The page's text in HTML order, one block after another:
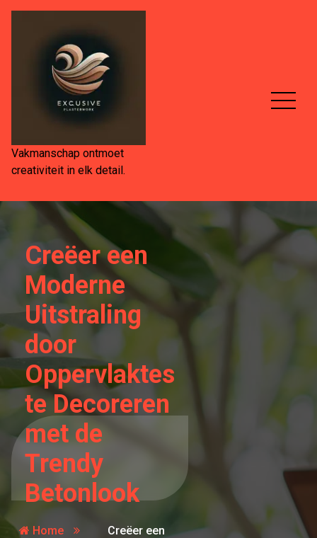
Spring
Vakmanschap ontmoet
creativiteit in elk detail.
Creëer een
Moderne
Uitstraling
door
Oppervlaktes
te Decoreren
met de
Trendy
Betonlook
Home
Creëer een